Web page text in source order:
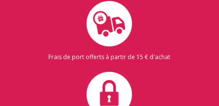
Frais de port offerts à partir de 15 € d'achat